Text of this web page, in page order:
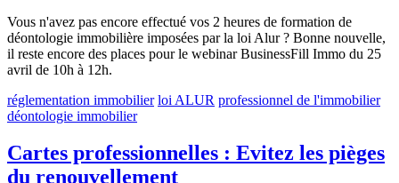
Vous n'avez pas encore effectué vos 2 heures de formation de
déontologie immobilière imposées par la loi Alur ? Bonne nouvelle,
il reste encore des places pour le webinar BusinessFill Immo du 25
avril de 10h à 12h.
réglementation immobilier loi ALUR professionnel de l'immobilier
déontologie immobilier
Cartes professionnelles : Evitez les pièges
du renouvellement